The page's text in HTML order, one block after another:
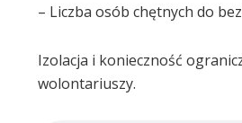
– Liczba osób chętnych do
Izolacja i konieczność
wolontariuszy.